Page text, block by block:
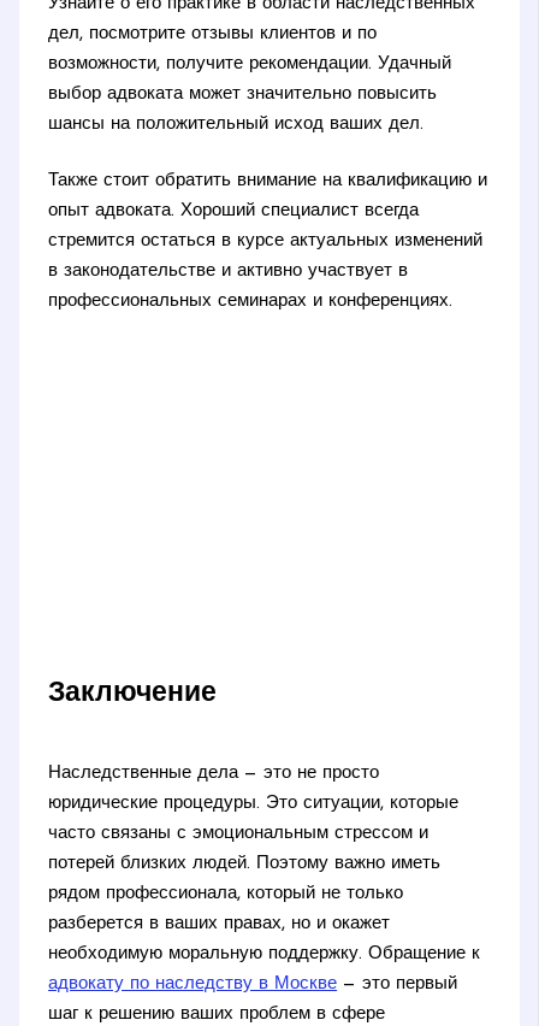
Узнайте о его практике в области наследственных
дел, посмотрите отзывы клиентов и по
возможности, получите рекомендации. Удачный
выбор адвоката может значительно повысить
шансы на положительный исход ваших дел.
Также стоит обратить внимание на квалификацию и
опыт адвоката. Хороший специалист всегда
стремится остаться в курсе актуальных изменений
в законодательстве и активно участвует в
профессиональных семинарах и конференциях.
Заключение
Наследственные дела — это не просто
юридические процедуры. Это ситуации, которые
часто связаны с эмоциональным стрессом и
потерей близких людей. Поэтому важно иметь
рядом профессионала, который не только
разберется в ваших правах, но и окажет
необходимую моральную поддержку. Обращение к
адвокату по наследству в Москве — это первый
шаг к решению ваших проблем в сфере